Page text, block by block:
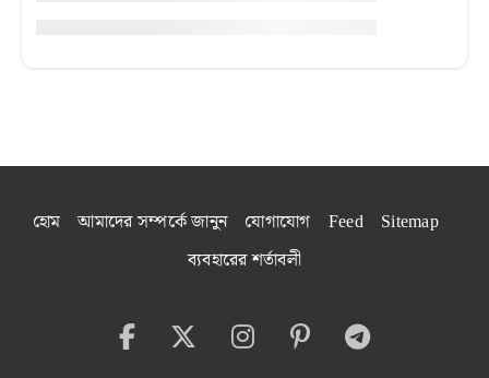
হোম আমাদের সম্পর্কে জানুন যোগাযোগ Feed
Sitemap
ব্যবহারের শর্তাবলী